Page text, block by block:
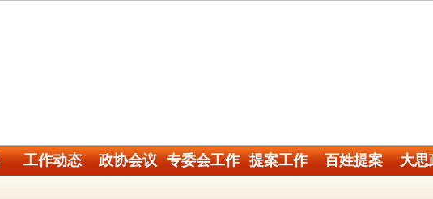
工作动态 政协会议 专委会工作 提案工作 百姓提案 大思